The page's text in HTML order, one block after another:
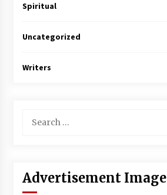
Spiritual
Uncategorized
Writers
Advertisement Image